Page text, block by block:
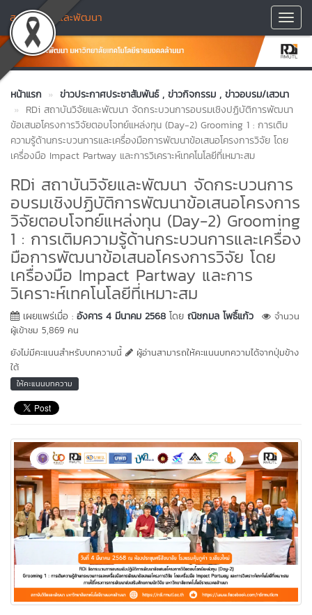
สถาบันวิจัยและพัฒนา
หน้าแรก ข่าวประกาศประชาสัมพันธ์ , ข่าวกิจกรรม , ข่าวอบรม/เสวนา
RDi สถาบันวิจัยและพัฒนา จัดกระบวนการอบรมเชิงปฏิบัติการพัฒนา
ข้อเสนอโครงการวิจัยตอบโจทย์แหล่งทุน (Day-2) Grooming 1 : การเติม
ความรู้ด้านกระบวนการและเครื่องมือการพัฒนาข้อเสนอโครงการวิจัย โดย
เครื่องมือ Impact Partway และการวิเคราะห์เทคโนโลยีที่เหมาะสม
RDi สถาบันวิจัยและพัฒนา จัดกระบวนการ
อบรมเชิงปฏิบัติการพัฒนาข้อเสนอโครงการ
วิจัยตอบโจทย์แหล่งทุน (Day-2) Grooming
1 : การเติมความรู้ด้านกระบวนการและเครื่อง
มือการพัฒนาข้อเสนอโครงการวิจัย โดย
เครื่องมือ Impact Partway และการ
วิเคราะห์เทคโนโลยีที่เหมาะสม
เผยแพร่เมื่อ : อังคาร 4 มีนาคม 2568 โดย ณิชกมล โพธิ์แก้ว
จำนวน
ผู้เข้าชม 5,869 คน
ยังไม่มีคะแนนสำหรับบทความนี้
ผู้อ่านสามารถให้คะแนนบทความได้จากปุ่มข้าง
ใต้
ให้คะแนนบทความ